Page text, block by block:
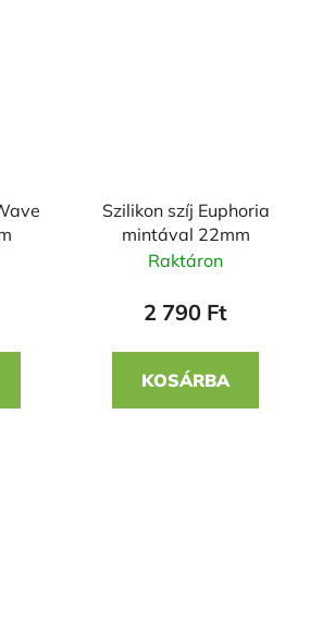
Szilikon szíj Euphoria
mintával 22mm
Raktáron
2 790 Ft
KOSÁRBA